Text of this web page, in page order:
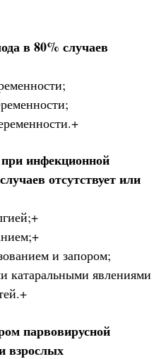
в 80% случаев
инфекционной
отсутствует или
и запором;
катаральными явлениями
парвовирусной
взрослых